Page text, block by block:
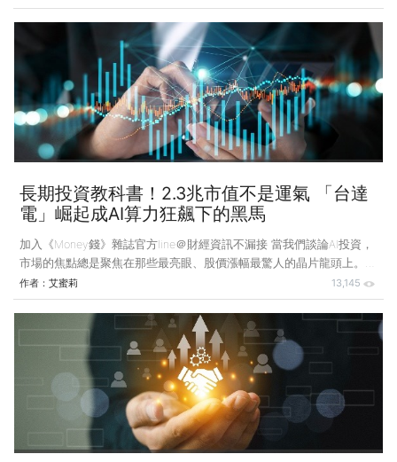
（2025）年前3季累計虧損就達台幣2.49億元，雖然因為n7車款的推
出，全年達損益平衡，但回顧近5年財報仍多為負值。 整併爭議升溫
中 品牌價值受檢視 因此，許多投資人對於這場整併案，格外關切納智
捷是否仍具「品牌價值」，甚至質疑鴻海可能接下燙手山芋。事實上，
從產業戰略的高度審視，這應是鴻海完善電動車布局中，相當關鍵的一
塊拼圖，因為鴻海追求的重點是「商業模式的
長期投資教科書！2.3兆市值不是運氣 「台達
電」崛起成AI算力狂飆下的黑馬
加入《Money錢》雜誌官方line＠財經資訊不漏接 當我們談論AI投資，
市場的焦點總是聚焦在那些最亮眼、股價漲幅最驚人的晶片龍頭上。然
而，此刻我們應該對能源與散熱多點關注。 隨著運算需求不斷飆升，
AI伺服器耗電量和發熱量加倍成長。晶片性能持續推進的同時，真正卡
住技術瓶頸的，其實是最底層的電力供應與散熱系統。 台達電角色轉
變 成AI供應鏈關鍵 提到台達電（2308），它過去的形象可能是缺乏話
題的「電腦電源供應器」供應商，而今它轉型為能源管理與自動化巨
頭，在AI伺服器的供應鏈中角色日益關鍵。9月，它以驚人的2.3兆元市
值超越聯發科，晉升為台股第三大權值
作者： 艾蜜莉 13,145